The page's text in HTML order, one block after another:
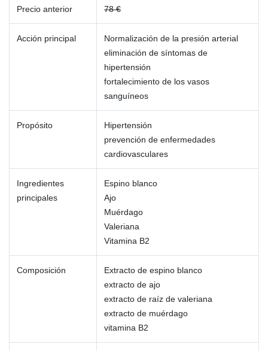
Precio anterior 78 €
Acción principal
Normalización de la presión arterial
eliminación de síntomas de
hipertensión
fortalecimiento de los vasos
sanguíneos
Propósito
Hipertensión
prevención de enfermedades
cardiovasculares
Ingredientes
principales
Espino blanco
Ajo
Muérdago
Valeriana
Vitamina B2
Composición
Extracto de espino blanco
extracto de ajo
extracto de raíz de valeriana
extracto de muérdago
vitamina B2